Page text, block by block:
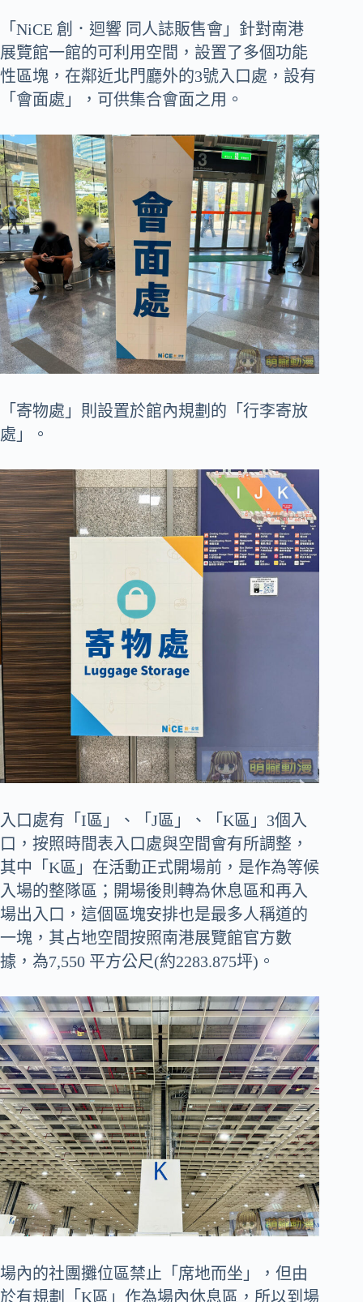
「NiCE 創．迴響 同人誌販售會」針對南港
展覽館一館的可利用空間，設置了多個功能
性區塊，在鄰近北門廳外的3號入口處，設有
「會面處」，可供集合會面之用。
「寄物處」則設置於館內規劃的「行李寄放
處」。
入口處有「I區」、「J區」、「K區」3個入
口，按照時間表入口處與空間會有所調整，
其中「K區」在活動正式開場前，是作為等候
入場的整隊區；開場後則轉為休息區和再入
場出入口，這個區塊安排也是最多人稱道的
一塊，其占地空間按照南港展覽館官方數
據，為7,550 平方公尺(約2283.875坪)。
場內的社團攤位區禁止「席地而坐」，但由
於有規劃「K區」作為場內休息區，所以到場